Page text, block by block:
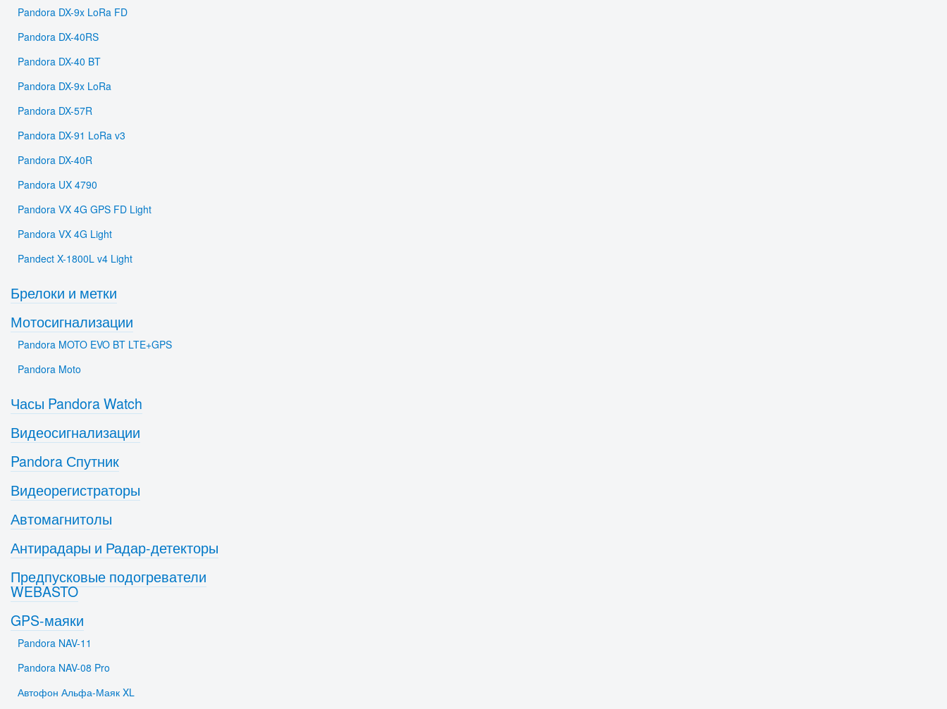
Pandora DX-9x LoRa FD
Pandora DX-40RS
Pandora DX-40 BT
Pandora DX-9x LoRa
Pandora DX-57R
Pandora DX-91 LoRa v3
Pandora DX-40R
Pandora UX 4790
Pandora VX 4G GPS FD Light
Pandora VX 4G Light
Pandect X-1800L v4 Light
Брелоки и метки
Мотосигнализации
Pandora MOTO EVO BT LTE+GPS
Pandora Moto
Часы Pandora Watch
Видеосигнализации
Pandora Спутник
Видеорегистраторы
Автомагнитолы
Антирадары и Радар-детекторы
Предпусковые подогреватели
WEBASTO
GPS-маяки
Pandora NAV-11
Pandora NAV-08 Pro
Автофон Альфа-Маяк XL